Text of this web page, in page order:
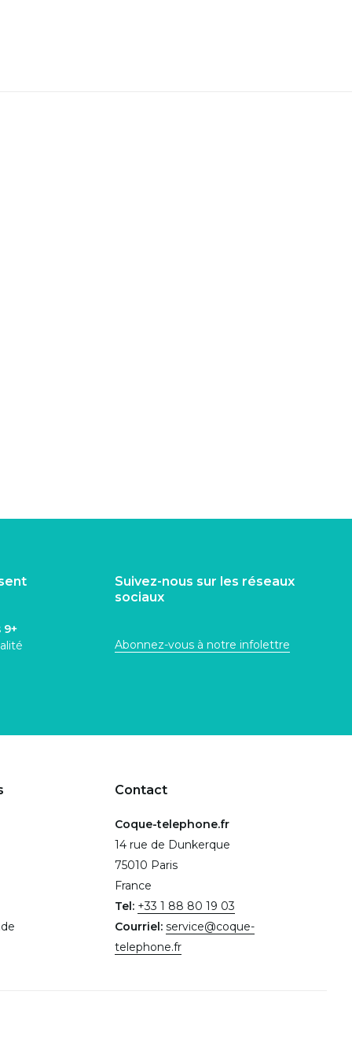
9+
Suivez-nous sur les réseaux
sociaux
Abonnez-vous à notre infolettre
Contact
Coque-telephone.fr
14 rue de Dunkerque
75010 Paris
France
Tel: +33 1 88 80 19 03
Courriel: service@coque-
telephone.fr